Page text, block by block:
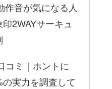
作音が気になる人
2WAYサーキュ
コミ｜ホントに
実力を調査して